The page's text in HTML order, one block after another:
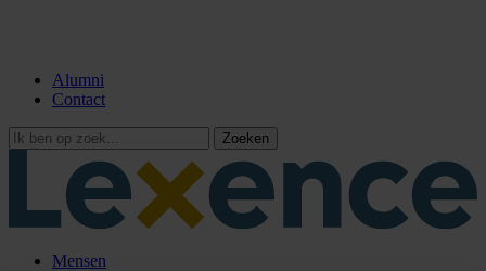
Alumni
Contact
Zoeken
Mensen